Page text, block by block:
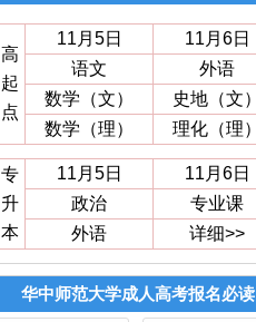
高
起
点
11月5日
11月6日
语文
外语
数学（文）
史地（文）
数学（理）
理化（理）
专
升
本
11月5日
11月6日
政治
专业课
外语
详细>>
华中师范大学成人高考报名必读